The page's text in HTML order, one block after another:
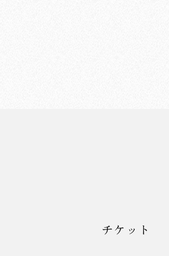
チケット